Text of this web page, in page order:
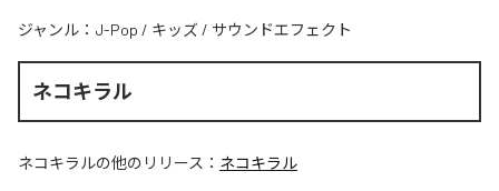
ジャンル： J-Pop / キッズ / サウンドエフェクト
ネコキラル
ネコキラルの他のリリース： ネコキラル